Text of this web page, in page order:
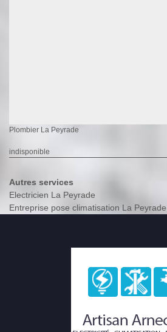
Plombier La Peyrade
indisponible
Autres services
Electricien La Peyrade
Entreprise pose climatisation La Peyrade